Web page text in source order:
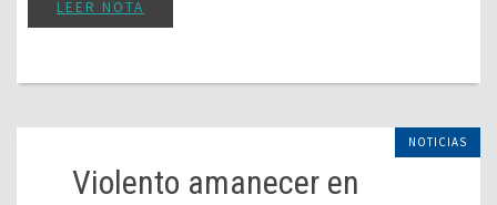
LEER NOTA
NOTICIAS
Violento amanecer en